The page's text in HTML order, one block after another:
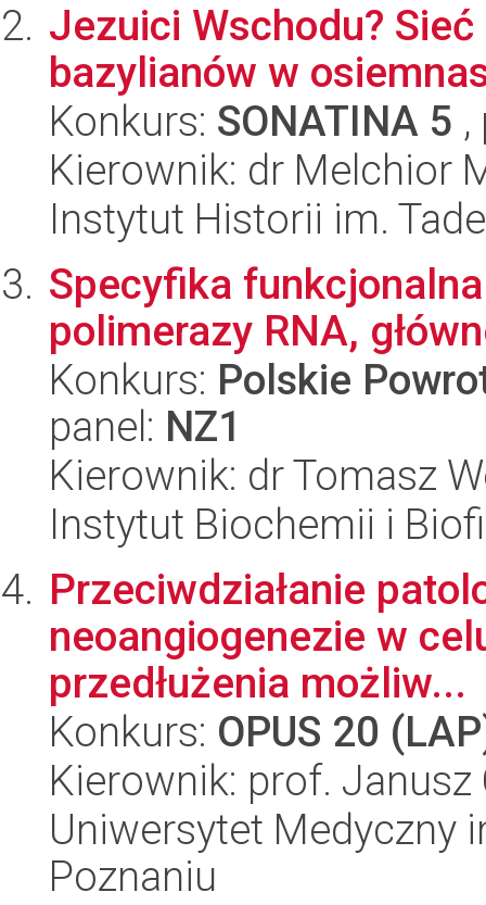
Jezuici Wschodu?
bazylianów w
Konkurs: SONATINA 5
Kierownik: dr Melchior
Instytut Historii im.
Specyfika
polimerazy RNA,
Konkurs: Polskie
panel: NZ1
Kierownik: dr Tomasz
Instytut Biochemii i
Przeciwdziałanie
neoangiogenezie w
przedłużenia możliw...
Konkurs: OPUS 20
Kierownik: prof.
Uniwersytet Medyczny
Poznaniu